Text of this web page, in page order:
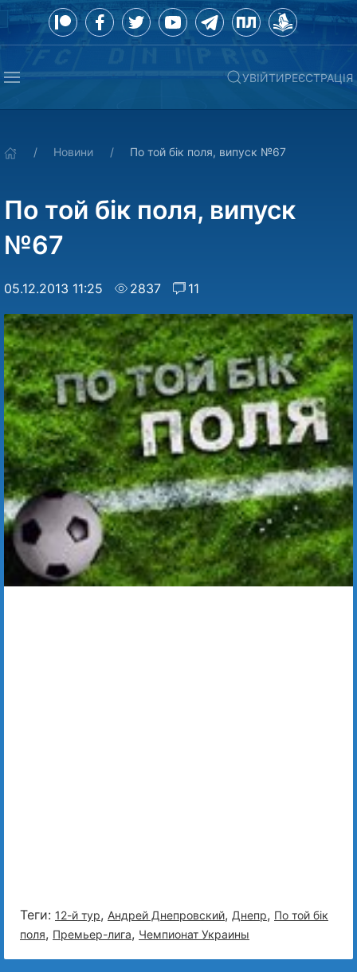
УВІЙТИРЕЄСТРАЦІЯ
Новини По той бiк поля, випуск №67
По той бiк поля, випуск
№67
05.12.2013 11:25 2837 11
Теги: 12-й тур, Андрей Днепровский, Днепр, По той бiк
поля, Премьер-лига, Чемпионат Украины